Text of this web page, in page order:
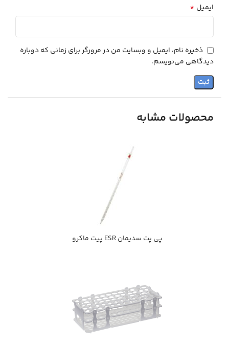
ایمیل *
ذخیره نام، ایمیل و وبسایت من در مرورگر برای زمانی که دوباره
دیدگاهی می‌نویسم.
محصولات مشابه
پی پت سدیمان ESR پیت ماکرو